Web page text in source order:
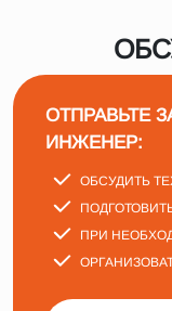
ОТПРАВЬТЕ
ИНЖЕНЕР:
ОБСУДИТЬ
ПРИ